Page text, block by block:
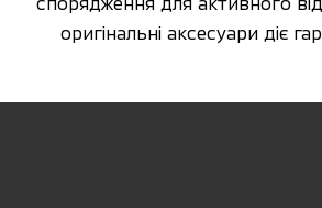
оригінальні аксесуари діє